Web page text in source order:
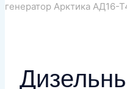
генератор Арктика АД16-